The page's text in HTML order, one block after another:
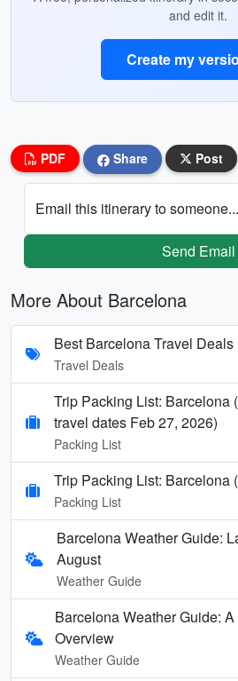
and edit it.
Create my
PDF Share Post
Email this itinerary to someone...
Send Email
More About Barcelona
Best Barcelona Travel Deals
Travel Deals
Trip Packing List:
travel dates Feb 27, 2026)
Packing List
Trip Packing List: Barcelona
Packing List
Barcelona Weather Guide:
August
Weather Guide
Barcelona Weather Guide:
Overview
Weather Guide